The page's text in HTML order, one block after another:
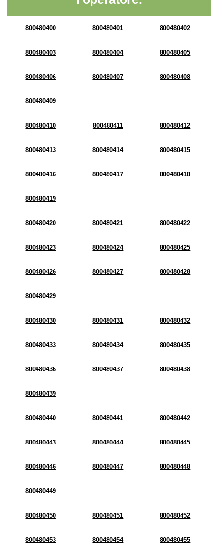
800480400 800480401 800480402
800480403 800480404 800480405
800480406 800480407 800480408
800480409
800480410 800480411 800480412
800480413 800480414 800480415
800480416 800480417 800480418
800480419
800480420 800480421 800480422
800480423 800480424 800480425
800480426 800480427 800480428
800480429
800480430 800480431 800480432
800480433 800480434 800480435
800480436 800480437 800480438
800480439
800480440 800480441 800480442
800480443 800480444 800480445
800480446 800480447 800480448
800480449
800480450 800480451 800480452
800480453 800480454 800480455